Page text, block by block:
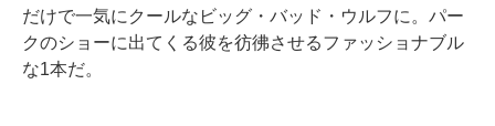
だけで一気にクールなビッグ・バッド・ウルフに。パー
クのショーに出てくる彼を彷彿させるファッショナブル
な1本だ。